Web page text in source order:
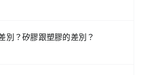
別？矽膠跟塑膠的差別？